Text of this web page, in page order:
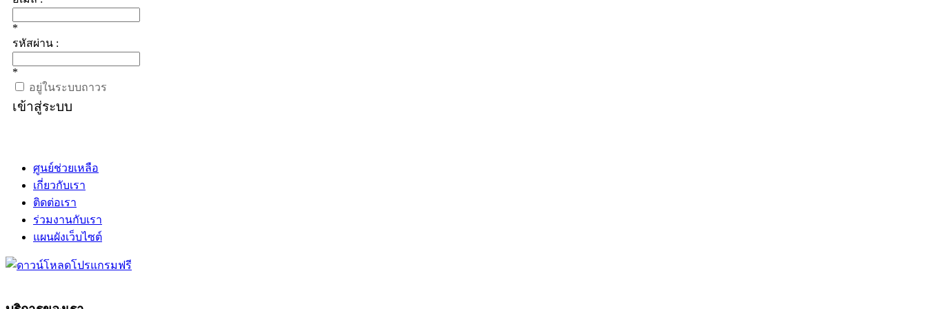
*
รหัสผ่าน :
*
อยู่ในระบบถาวร
เข้าสู่ระบบ
ศูนย์ช่วยเหลือ
เกี่ยวกับเรา
ติดต่อเรา
ร่วมงานกับเรา
แผนผังเว็บไซต์